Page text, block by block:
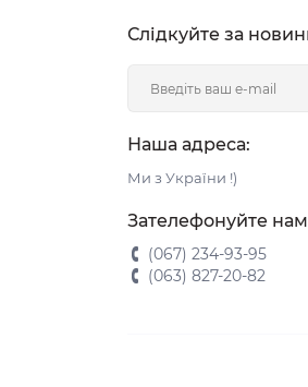
Слідкуйте за
Наша адреса:
Ми з України !)
Зателефонуйте
(067) 234-93-95
(063) 827-20-82